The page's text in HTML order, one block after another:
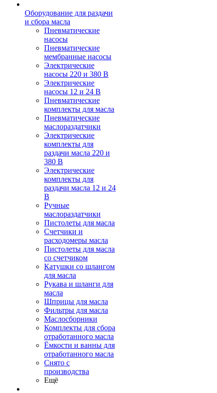
Оборудование для раздачи
и сбора масла
Пневматические
насосы
Пневматические
мембранные насосы
Электрические
насосы 220 и 380 В
Электрические
насосы 12 и 24 В
Пневматические
комплекты для масла
Пневматические
маслораздатчики
Электрические
комплекты для
раздачи масла 220 и
380 В
Электрические
комплекты для
раздачи масла 12 и 24
В
Ручные
маслораздатчики
Пистолеты для масла
Счетчики и
расходомеры масла
Пистолеты для масла
со счетчиком
Катушки со шлангом
для масла
Рукава и шланги для
масла
Шприцы для масла
Фильтры для масла
Маслосборники
Комплекты для сбора
отработанного масла
Ёмкости и ванны для
отработанного масла
Снято с
производства
Ещё